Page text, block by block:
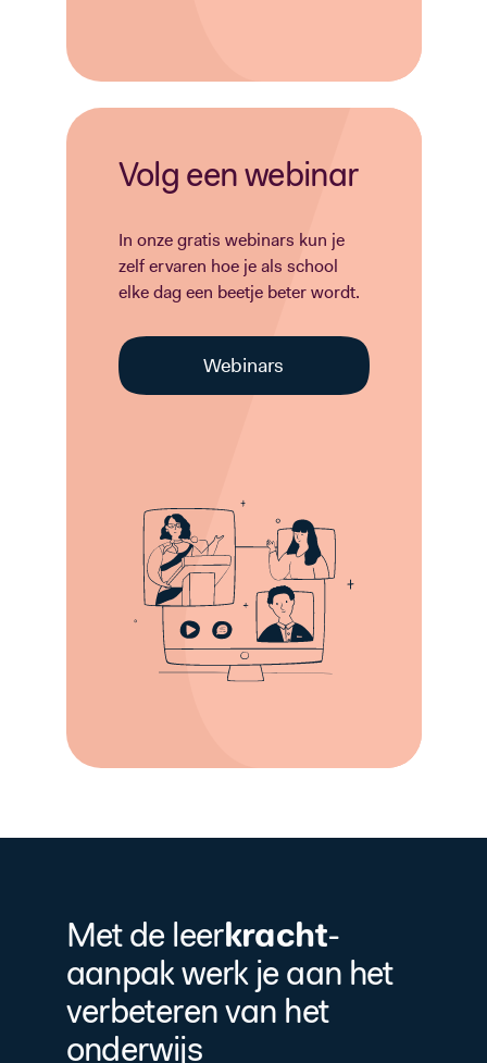
Volg een webinar
In onze gratis webinars kun je
zelf ervaren hoe je als school
elke dag een beetje beter wordt.
Webinars
Met de leerkracht-
aanpak werk je aan het
verbeteren van het
onderwijs